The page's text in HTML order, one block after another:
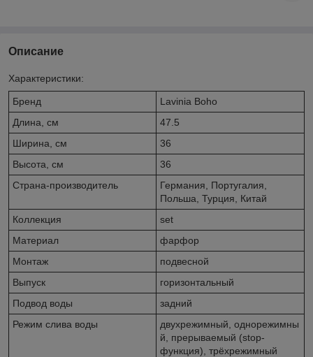
Описание
Характеристики:
Бренд
Lavinia Boho
Длина, см
47.5
Ширина, см
36
Высота, см
36
Страна-производитель
Германия, Португалия,
Польша, Турция, Китай
Коллекция
set
Материал
фарфор
Монтаж
подвесной
Выпуск
горизонтальный
Подвод воды
задний
Режим слива воды
двухрежимный, однорежимны
й, прерываемый (stop-
функция), трёхрежимный